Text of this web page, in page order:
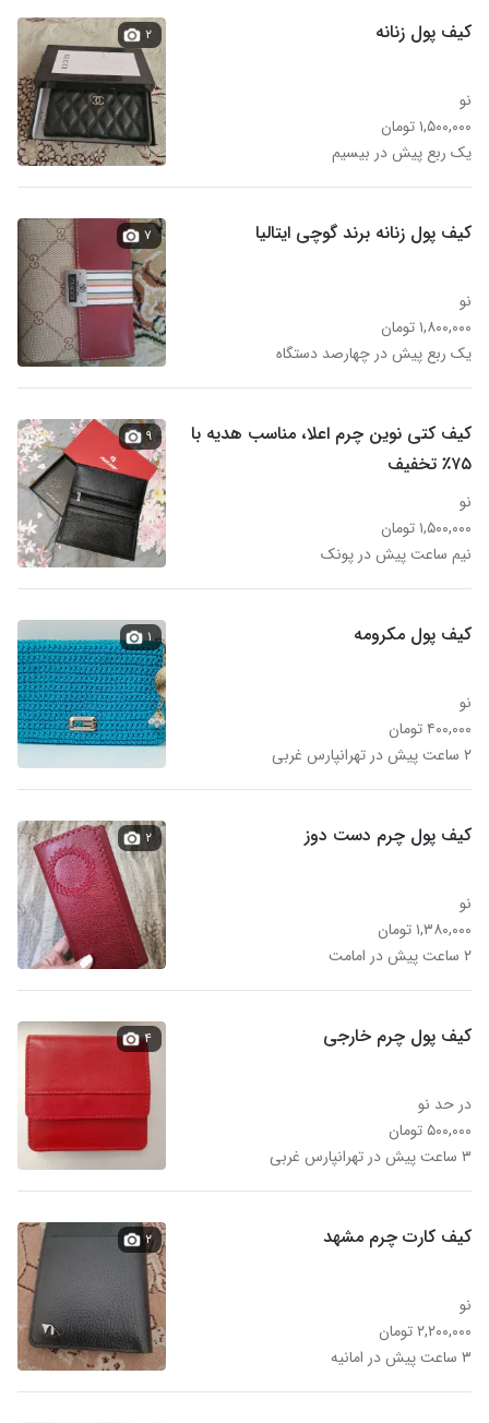
کیف پول زنانه
نو
۱,۵۰۰,۰۰۰ تومان
یک ربع پیش در بیسیم
۲
کیف پول زنانه برند گوچی ایتالیا
نو
۱,۸۰۰,۰۰۰ تومان
یک ربع پیش در چهارصد دستگاه
۷
کیف کتی نوین چرم اعلا، مناسب هدیه با
۷۵٪ تخفیف
نو
۱,۵۰۰,۰۰۰ تومان
نیم ساعت پیش در پونک
۹
کیف پول مکرومه
نو
۴۰۰,۰۰۰ تومان
۲ ساعت پیش در تهرانپارس غربی
۱
کیف پول چرم دست دوز
نو
۱,۳۸۰,۰۰۰ تومان
۲ ساعت پیش در امامت
۲
کیف پول چرم خارجی
در حد نو
۵۰۰,۰۰۰ تومان
۳ ساعت پیش در تهرانپارس غربی
۴
کیف کارت چرم مشهد
نو
۲,۲۰۰,۰۰۰ تومان
۳ ساعت پیش در امانیه
۲